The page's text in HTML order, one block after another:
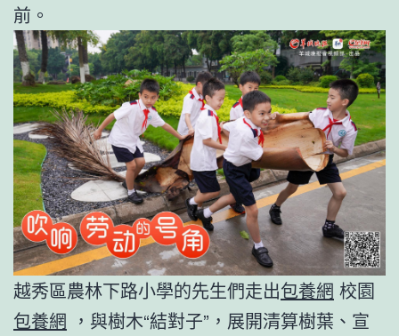
前。
越秀區農林下路小學的先生們走出包養網 校園
包養網 ，與樹木“結對子”，展開清算樹葉、宣